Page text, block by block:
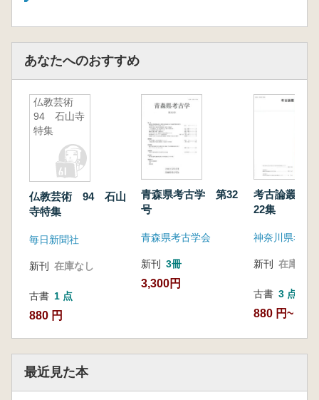
あなたへのおすすめ
仏教芸術
94 石山寺
特集
仏教芸術 94 石山
寺特集
毎日新聞社
新刊 在庫なし
古書 1 点
880 円
青森県考古学 第32
号
青森県考古学会
新刊 3冊
3,300円
考古論叢神
22集
神奈川県考古
新刊 在庫なし
古書 3 点
880 円~
最近見た本